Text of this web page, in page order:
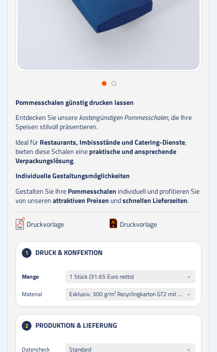
Pommesschalen günstig drucken lassen
Entdecken Sie unserekostengünstigen Pommesschalen, die Ihre
Speisen stilvoll präsentieren.
Ideal fürRestaurants, Imbissstände und Catering-Dienste,
bieten diese Schalen einepraktische und ansprechende
Verpackungslösung.
Individuelle Gestaltungsmöglichkeiten
Gestalten Sie IhrePommesschalen individuell und profitieren Sie
von unserenattraktiven Preisen undschnellen Lieferzeiten.
Druckvorlage Druckvorlage
1 DRUCK & KONFEKTION
Menge 1 Stück (31.65 Euro netto)
Menge
Material Exklusiv: 300 g/m² Recyclingkarton GT2 mit Fettbarriere, einseitig weiß gestrichen
2 PRODUKTION & LIEFERUNG
Datencheck
Standard